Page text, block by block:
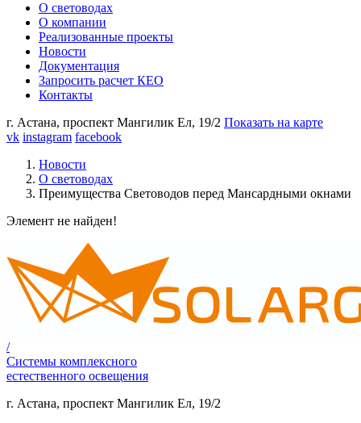
О световодах
О компании
Реализованные проекты
Новости
Документация
Запросить расчет КЕО
Контакты
г. Астана, проспект Мангилик Ел, 19/2 Показать на карте
vk instagram facebook
Новости
О световодах
Преимущества Световодов перед Мансардными окнами
Элемент не найден!
/
Системы комплексного
естественного освещения
г. Астана, проспект Мангилик Ел, 19/2